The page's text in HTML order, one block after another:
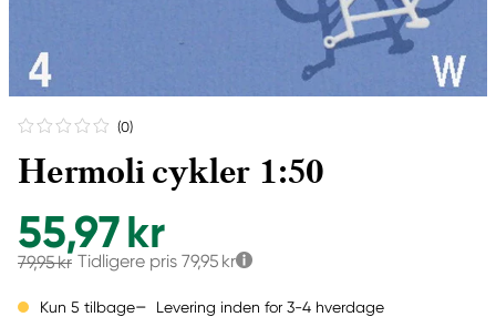
(0)
Hermoli cykler 1:50
55,97 kr
79,95 kr Tidligere pris 79,95 kr
Kun 5 tilbage Levering inden for 3-4 hverdage